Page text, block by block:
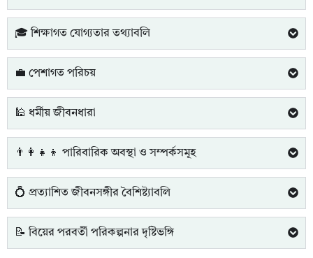
🎓 শিক্ষাগত যোগ্যতার তথ্যাবলি
💼 পেশাগত পরিচয়
🕌 ধর্মীয় জীবনধারা
👨‍👩‍👧‍👦 পারিবারিক অবস্থা ও সম্পর্কসমূহ
💍 প্রত্যাশিত জীবনসঙ্গীর বৈশিষ্ট্যাবলি
📝 বিয়ের পরবর্তী পরিকল্পনার দৃষ্টিভঙ্গি